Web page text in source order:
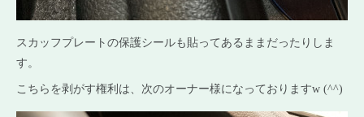
スカッフプレートの保護シールも貼ってあるままだったりしま
す。
こちらを剥がす権利は、次のオーナー様になっておりますw (^^)